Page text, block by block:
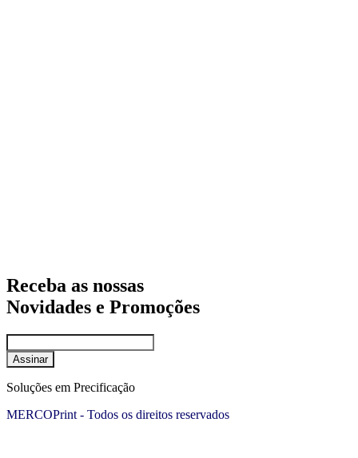
Receba as nossas
Novidades e Promoções
Assinar
Soluções em Precificação
MERCOPrint - Todos os direitos reservados